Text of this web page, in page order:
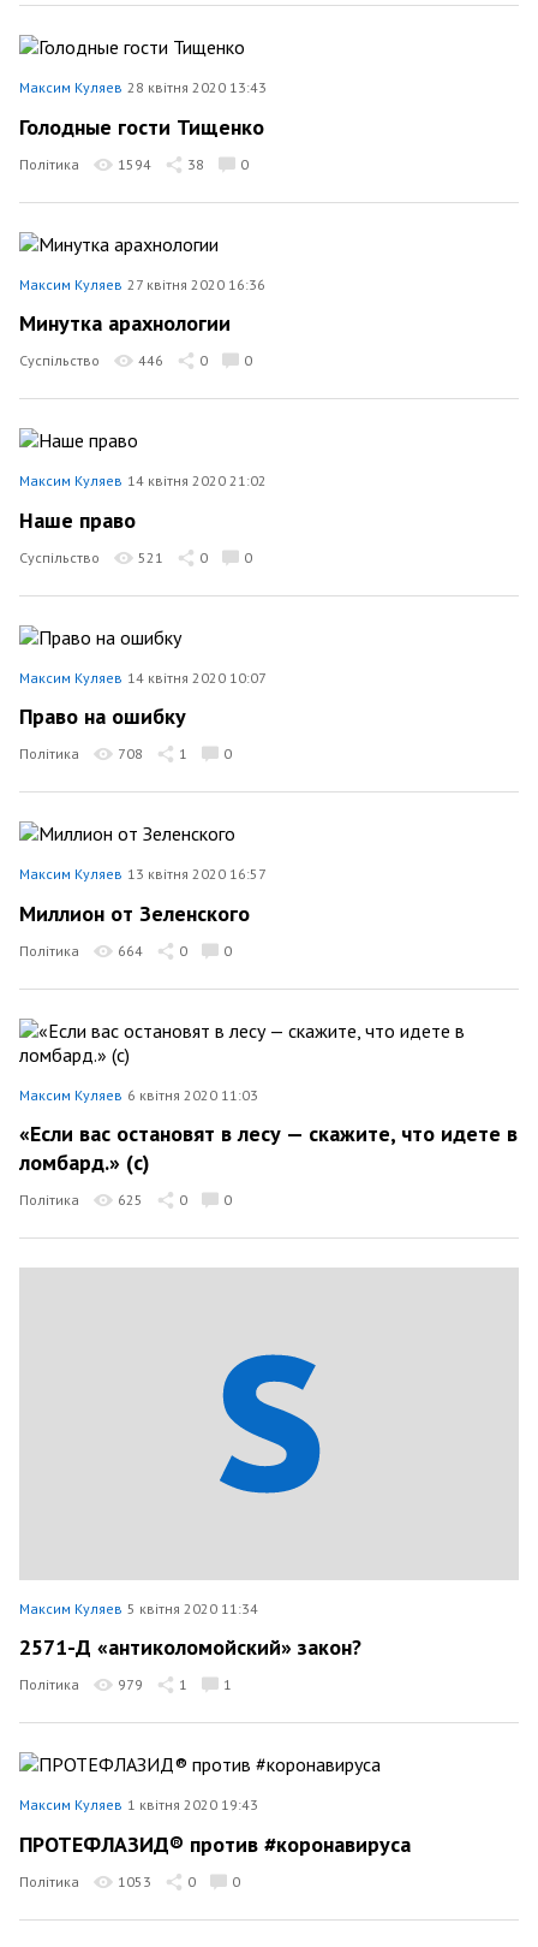
Максим Куляев 28 квітня 2020 13:43
Голодные гости Тищенко
Політика 1594 38 0
Максим Куляев 27 квітня 2020 16:36
Минутка арахнологии
Суспільство 446 0 0
Максим Куляев 14 квітня 2020 21:02
Наше право
Суспільство 521 0 0
Максим Куляев 14 квітня 2020 10:07
Право на ошибку
Політика 708 1 0
Максим Куляев 13 квітня 2020 16:57
Миллион от Зеленского
Політика 664 0 0
Максим Куляев 6 квітня 2020 11:03
«Если вас остановят в лесу — скажите, что идете в
ломбард.» (с)
Політика 625 0 0
Максим Куляев 5 квітня 2020 11:34
2571-Д «антиколомойский» закон?
Політика 979 1 1
Максим Куляев 1 квітня 2020 19:43
ПРОТЕФЛАЗИД® против #коронавируса
Політика 1053 0 0